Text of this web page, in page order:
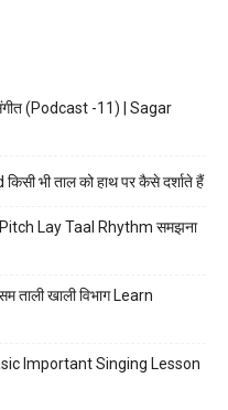
(Podcast -11) | Sagar
भी ताल को हाथ पर कैसे दर्शाते हैं
Lay Taal Rhythm समझना
खाली विभाग Learn
Important Singing Lesson